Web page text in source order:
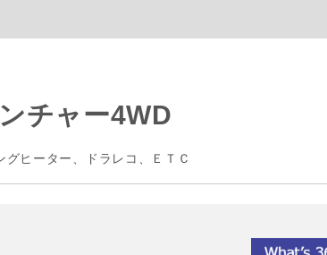
チャー4WD
ヒーター、ドラレコ、ＥＴＣ